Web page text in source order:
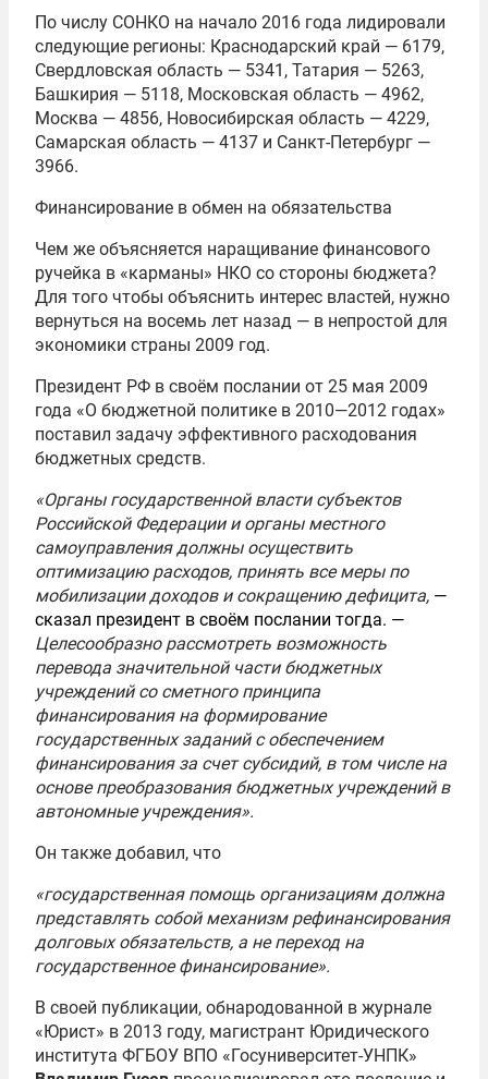
По числу СОНКО на начало 2016 года лидировали
следующие регионы: Краснодарский край — 6179,
Свердловская область — 5341, Татария — 5263,
Башкирия — 5118, Московская область — 4962,
Москва — 4856, Новосибирская область — 4229,
Самарская область — 4137 и Санкт-Петербург —
3966.
Финансирование в обмен на обязательства
Чем же объясняется наращивание финансового
ручейка в «карманы» НКО со стороны бюджета?
Для того чтобы объяснить интерес властей, нужно
вернуться на восемь лет назад — в непростой для
экономики страны 2009 год.
Президент РФ в своём послании от 25 мая 2009
года «О бюджетной политике в 2010—2012 годах»
поставил задачу эффективного расходования
бюджетных средств.
«Органы государственной власти субъектов
Российской Федерации и органы местного
самоуправления должны осуществить
оптимизацию расходов, принять все меры по
мобилизации доходов и сокращению дефицита, —
сказал президент в своём послании тогда. —
Целесообразно рассмотреть возможность
перевода значительной части бюджетных
учреждений со сметного принципа
финансирования на формирование
государственных заданий с обеспечением
финансирования за счет субсидий, в том числе на
основе преобразования бюджетных учреждений в
автономные учреждения».
Он также добавил, что
«государственная помощь организациям должна
представлять собой механизм рефинансирования
долговых обязательств, а не переход на
государственное финансирование».
В своей публикации, обнародованной в журнале
«Юрист» в 2013 году, магистрант Юридического
института ФГБОУ ВПО «Госуниверситет-УНПК»